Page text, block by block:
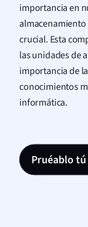
importancia en
almacenamiento
crucial. Esta
las unidades de
importancia de
conocimientos
informática.
Pruéablo